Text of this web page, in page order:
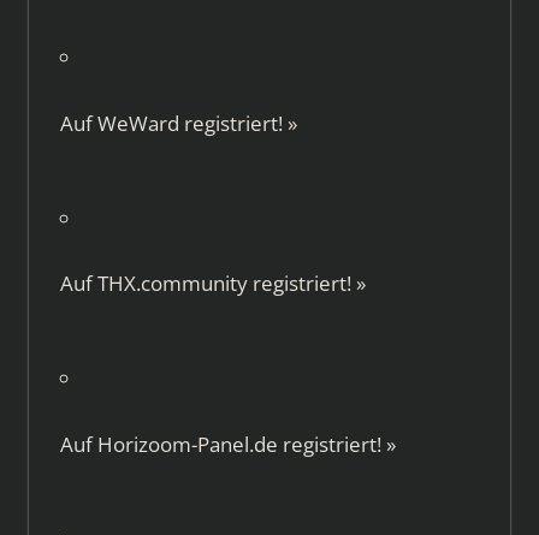
AufWeWard registriert! »
AufTHX.communityregistriert! »
AufHorizoom-Panel.de registriert! »